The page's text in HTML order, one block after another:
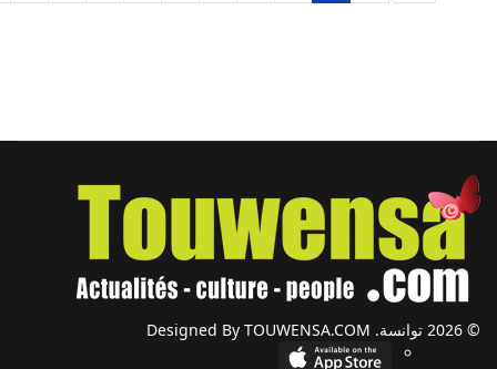
© 2026 توانسة. Designed By TOUWENSA.COM